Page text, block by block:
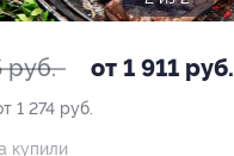
руб. от 1 911 руб.
1 274 руб.
купили